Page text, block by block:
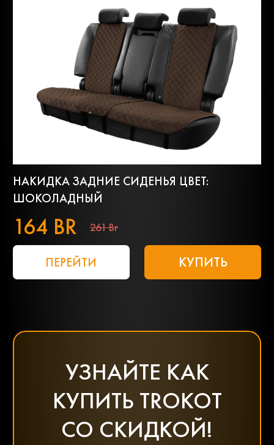
НАКИДКА ЗАДНИЕ СИДЕНЬЯ ЦВЕТ:
ШОКОЛАДНЫЙ
164 BR 261 Br
ПЕРЕЙТИ КУПИТЬ
УЗНАЙТЕ КАК
КУПИТЬ TROKOT
СО СКИДКОЙ!